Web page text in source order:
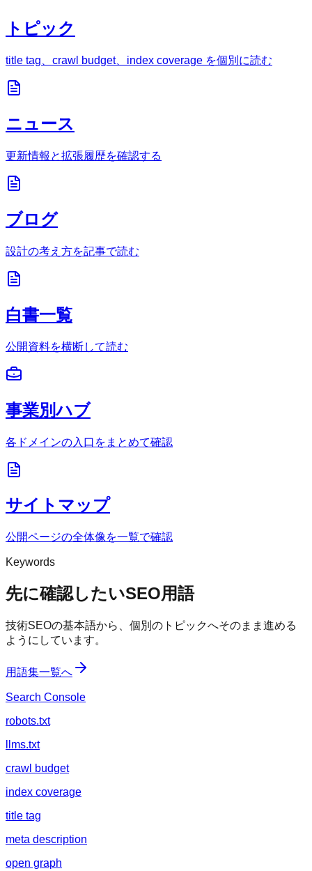
トピック
title tag、crawl budget、index coverage を個別に読む
ニュース
更新情報と拡張履歴を確認する
ブログ
設計の考え方を記事で読む
白書一覧
公開資料を横断して読む
事業別ハブ
各ドメインの入口をまとめて確認
サイトマップ
公開ページの全体像を一覧で確認
Keywords
先に確認したいSEO用語
技術SEOの基本語から、個別のトピックへそのまま進める
ようにしています。
用語集一覧へ
Search Console
robots.txt
llms.txt
crawl budget
index coverage
title tag
meta description
open graph